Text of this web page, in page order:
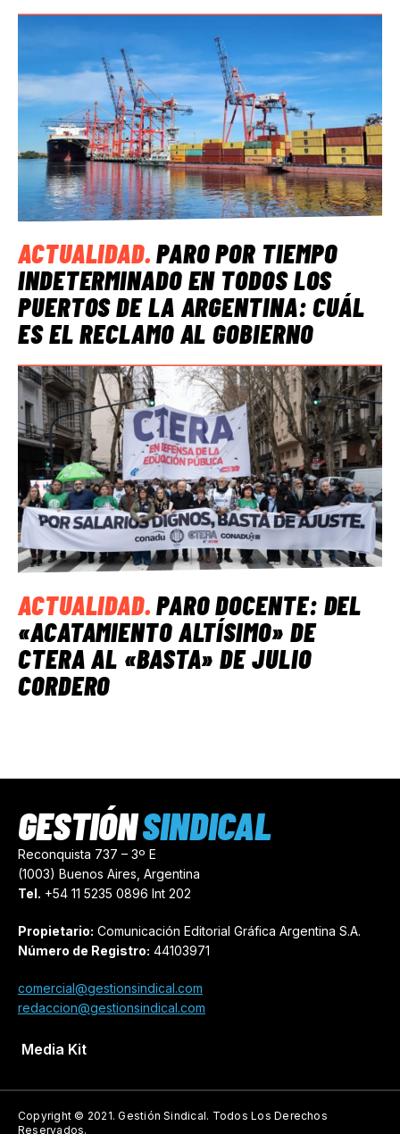
ACTUALIDAD.PARO POR TIEMPO
INDETERMINADO EN TODOS LOS
PUERTOS DE LA ARGENTINA: CUÁL
ES EL RECLAMO AL GOBIERNO
ACTUALIDAD.PARO DOCENTE: DEL
«ACATAMIENTO ALTÍSIMO» DE
CTERA AL «BASTA» DE JULIO
CORDERO
Reconquista 737 – 3º E
(1003) Buenos Aires, Argentina
Tel. +54 11 5235 0896 Int 202
Propietario: Comunicación Editorial Gráfica Argentina S.A.
Número de Registro: 44103971
comercial@gestionsindical.com
redaccion@gestionsindical.com
Media Kit
GESTIÓNSINDICAL
Copyright © 2021.Gestión Sindical. Todos Los Derechos
Reservados.